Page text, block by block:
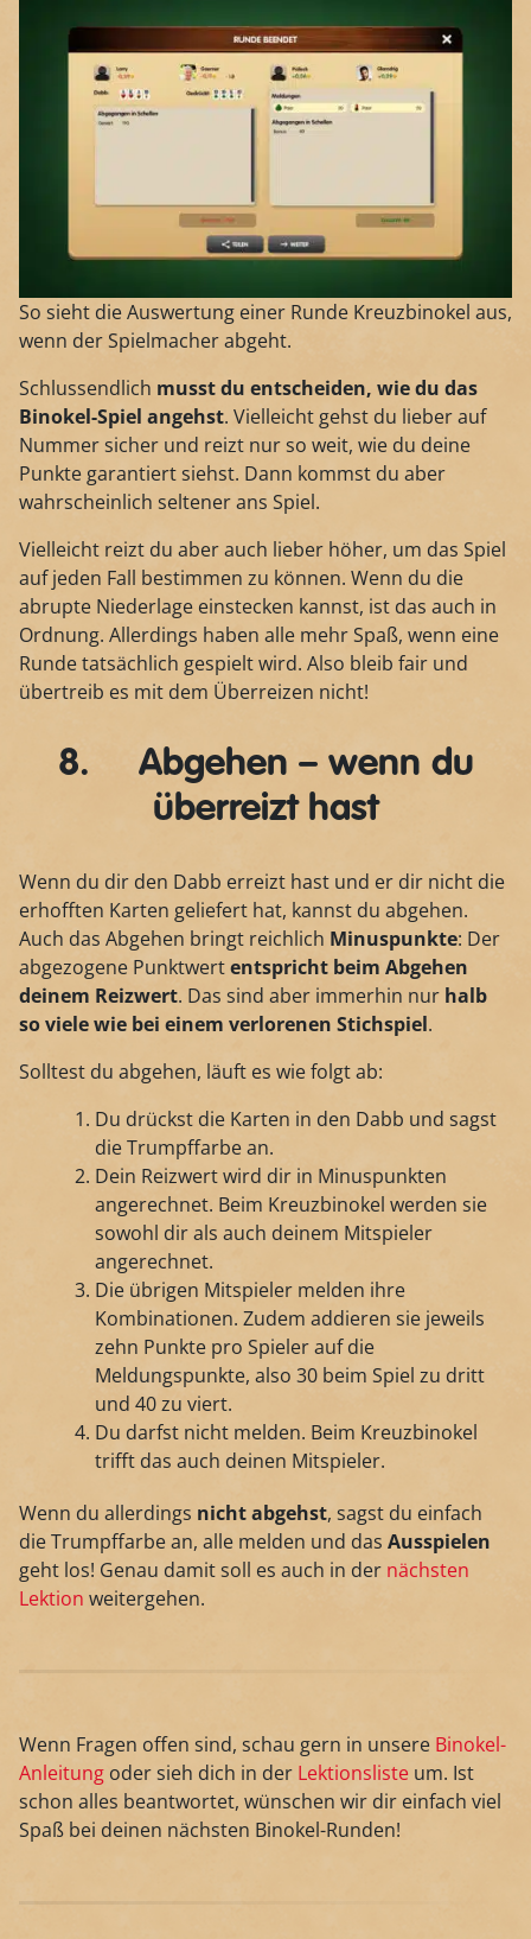
So sieht die Auswertung einer Runde Kreuzbinokel aus,
wenn der Spielmacher abgeht.
Schlussendlich musst du entscheiden, wie du das
Binokel-Spiel angehst. Vielleicht gehst du lieber auf
Nummer sicher und reizt nur so weit, wie du deine
Punkte garantiert siehst. Dann kommst du aber
wahrscheinlich seltener ans Spiel.
Vielleicht reizt du aber auch lieber höher, um das Spiel
auf jeden Fall bestimmen zu können. Wenn du die
abrupte Niederlage einstecken kannst, ist das auch in
Ordnung. Allerdings haben alle mehr Spaß, wenn eine
Runde tatsächlich gespielt wird. Also bleib fair und
übertreib es mit dem Überreizen nicht!
8. Abgehen – wenn du
überreizt hast
Wenn du dir den Dabb erreizt hast und er dir nicht die
erhofften Karten geliefert hat, kannst du abgehen.
Auch das Abgehen bringt reichlich Minuspunkte: Der
abgezogene Punktwertentspricht beim Abgehen
deinem Reizwert. Das sind aber immerhin nur halb
so viele wie bei einem verlorenen Stichspiel.
Solltest du abgehen, läuft es wie folgt ab:
Du drückst die Karten in den Dabb und sagst
die Trumpffarbe an.
Dein Reizwert wird dir in Minuspunkten
angerechnet. Beim Kreuzbinokel werden sie
sowohl dir als auch deinem Mitspieler
angerechnet.
Die übrigen Mitspieler melden ihre
Kombinationen. Zudem addieren sie jeweils
zehn Punkte pro Spieler auf die
Meldungspunkte, also 30 beim Spiel zu dritt
und 40 zu viert.
Du darfst nicht melden. Beim Kreuzbinokel
trifft das auch deinen Mitspieler.
Wenn du allerdings nicht abgehst, sagst du einfach
die Trumpffarbe an, alle melden und das Ausspielen
geht los! Genau damit soll es auch in der nächsten
Lektion weitergehen.
Wenn Fragen offen sind, schau gern in unsere Binokel-
Anleitung oder sieh dich in der Lektionsliste um. Ist
schon alles beantwortet, wünschen wir dir einfach viel
Spaß bei deinen nächsten Binokel-Runden!